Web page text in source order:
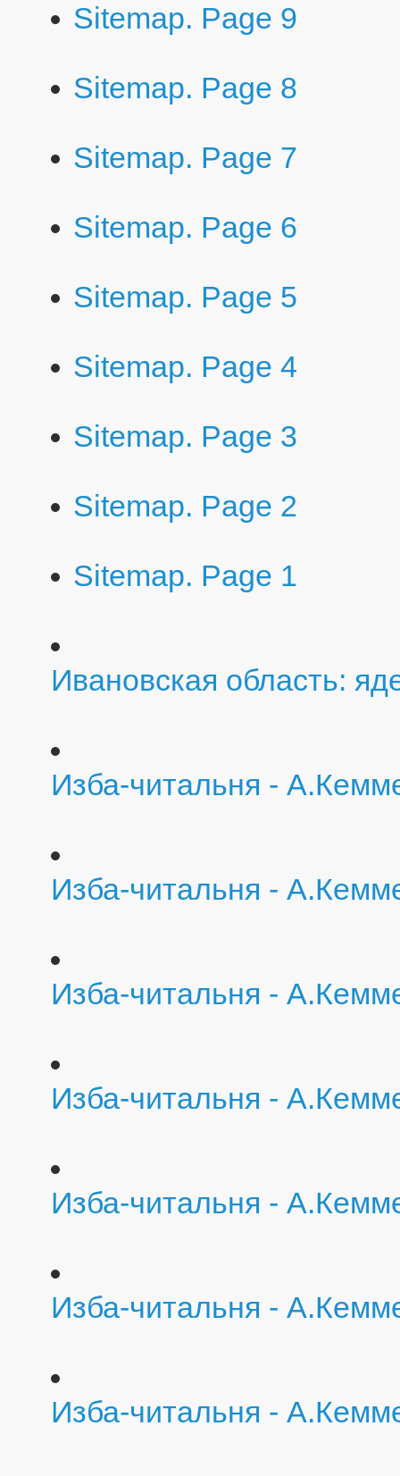
Sitemap. Page 9
Sitemap. Page 8
Sitemap. Page 7
Sitemap. Page 6
Sitemap. Page 5
Sitemap. Page 4
Sitemap. Page 3
Sitemap. Page 2
Sitemap. Page 1
Ивановская область:
Изба-читальня -
Изба-читальня -
Изба-читальня -
Изба-читальня -
Изба-читальня -
Изба-читальня -
Изба-читальня -